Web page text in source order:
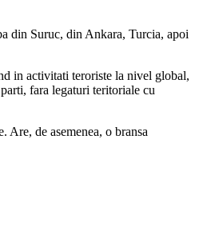
din Suruc, din Ankara, Turcia, apoi
in activitati teroriste la nivel global,
fara legaturi teritoriale cu
de asemenea, o bransa